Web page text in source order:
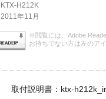
KTX-H212K
2011年11月
※閲覧には、Adobe
お持ちでない方は左のア
取付説明書：ktx-